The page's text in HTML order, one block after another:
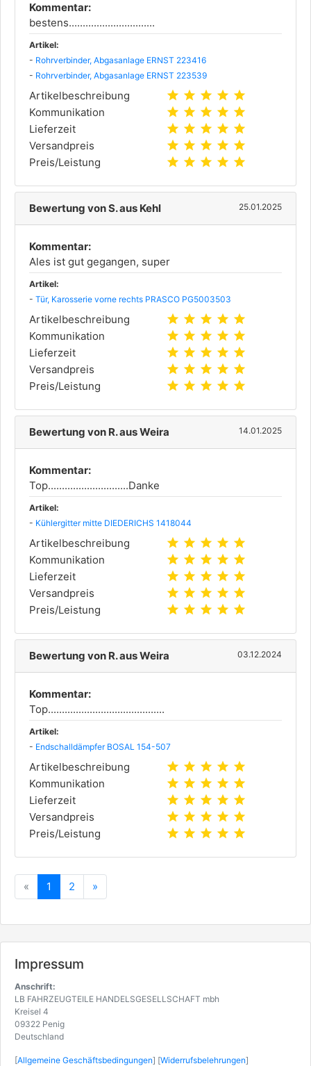
Kommentar:
bestens...............................
Artikel:
- Rohrverbinder, Abgasanlage ERNST 223416
- Rohrverbinder, Abgasanlage ERNST 223539
Artikelbeschreibung star star star star star
Kommunikation star star star star star
Lieferzeit star star star star star
Versandpreis star star star star star
Preis/Leistung star star star star star
Bewertung von S. aus Kehl 25.01.2025
Kommentar:
Ales ist gut gegangen, super
Artikel:
- Tür, Karosserie vorne rechts PRASCO PG5003503
Artikelbeschreibung star star star star star
Kommunikation star star star star star
Lieferzeit star star star star star
Versandpreis star star star star star
Preis/Leistung star star star star star
Bewertung von R. aus Weira 14.01.2025
Kommentar:
Top.............................Danke
Artikel:
- Kühlergitter mitte DIEDERICHS 1418044
Artikelbeschreibung star star star star star
Kommunikation star star star star star
Lieferzeit star star star star star
Versandpreis star star star star star
Preis/Leistung star star star star star
Bewertung von R. aus Weira 03.12.2024
Kommentar:
Top..........................................
Artikel:
- Endschalldämpfer BOSAL 154-507
Artikelbeschreibung star star star star star
Kommunikation star star star star star
Lieferzeit star star star star star
Versandpreis star star star star star
Preis/Leistung star star star star star
« Zurück
1 2 »
Impressum
Anschrift:
LB FAHRZEUGTEILE HANDELSGESELLSCHAFT mbh
Kreisel 4
09322 Penig
Deutschland
[Allgemeine Geschäftsbedingungen] [Widerrufsbelehrungen]